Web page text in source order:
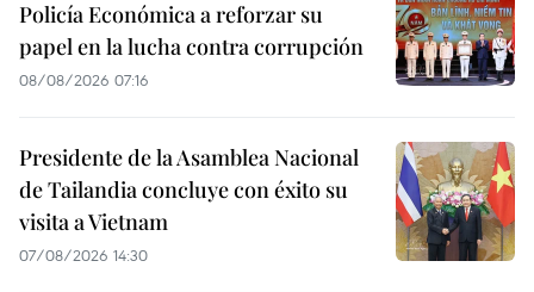
Policía Económica a reforzar su
papel en la lucha contra corrupción
08/08/2026 07:16
Presidente de la Asamblea Nacional
de Tailandia concluye con éxito su
visita a Vietnam
07/08/2026 14:30